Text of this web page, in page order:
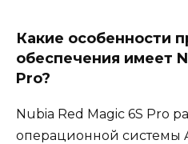
Какие особенности
обеспечения имеет
Pro?
Nubia Red Magic 6S Pro
операционной системы